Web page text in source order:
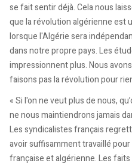
se fait sentir déjà. Cela nous
que la révolution algérienne est
lorsque l'Algérie sera
dans notre propre pays. Les
impressionnent plus. Nous
faisons pas la révolution pour
« Si l'on ne veut plus de nous,
ne nous maintiendrons jamais
Les syndicalistes français
avoir suffisamment travaillé
française et algérienne. Les